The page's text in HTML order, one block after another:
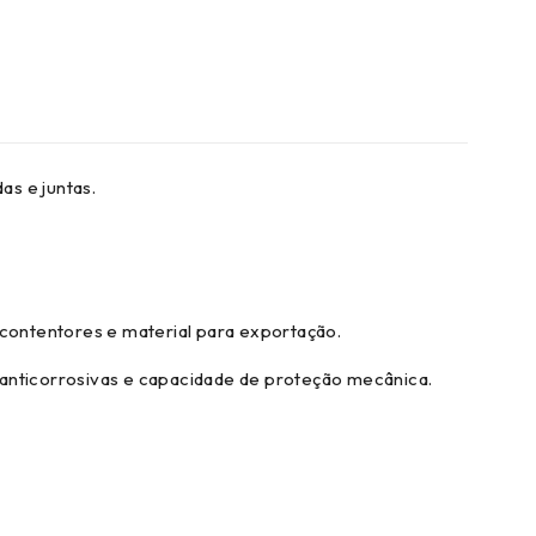
e juntas.
e material para exportação.
e capacidade de proteção mecânica.